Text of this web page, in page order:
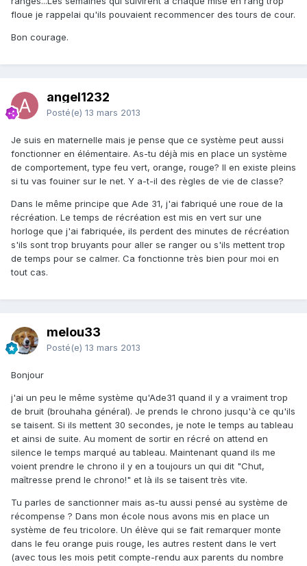
floue je rappelai qu'ils pouvaient recommencer des tours de cour.
Bon courage.
angel1232
Posté(e) 13 mars 2013
Je suis en maternelle mais je pense que ce système peut aussi
fonctionner en élémentaire. As-tu déjà mis en place un système
de comportement, type feu vert, orange, rouge? Il en existe pleins
si tu vas fouiner sur le net. Y a-t-il des règles de vie de classe?
Dans le même principe que Ade 31, j'ai fabriqué une roue de la
récréation. Le temps de récréation est mis en vert sur une
horloge que j'ai fabriquée, ils perdent des minutes de récréation
s'ils sont trop bruyants pour aller se ranger ou s'ils mettent trop
de temps pour se calmer. Ca fonctionne très bien pour moi en
tout cas.
melou33
Posté(e) 13 mars 2013
Bonjour
j'ai un peu le même système qu'Ade31 quand il y a vraiment trop
de bruit (brouhaha général). Je prends le chrono jusqu'à ce qu'ils
se taisent. Si ils mettent 30 secondes, je note le temps au tableau
et ainsi de suite. Au moment de sortir en récré on attend en
silence le temps marqué au tableau. Maintenant quand ils me
voient prendre le chrono il y en a toujours un qui dit "Chut,
maîtresse prend le chrono!" et là ils se taisent très vite.
Tu parles de sanctionner mais as-tu aussi pensé au système de
récompense ? Dans mon école nous avons mis en place un
système de feu tricolore. Un élève qui se fait remarquer monte
dans le feu orange puis rouge, les autres restent dans le vert
(avec tous les mois petit compte-rendu aux parents du nombre